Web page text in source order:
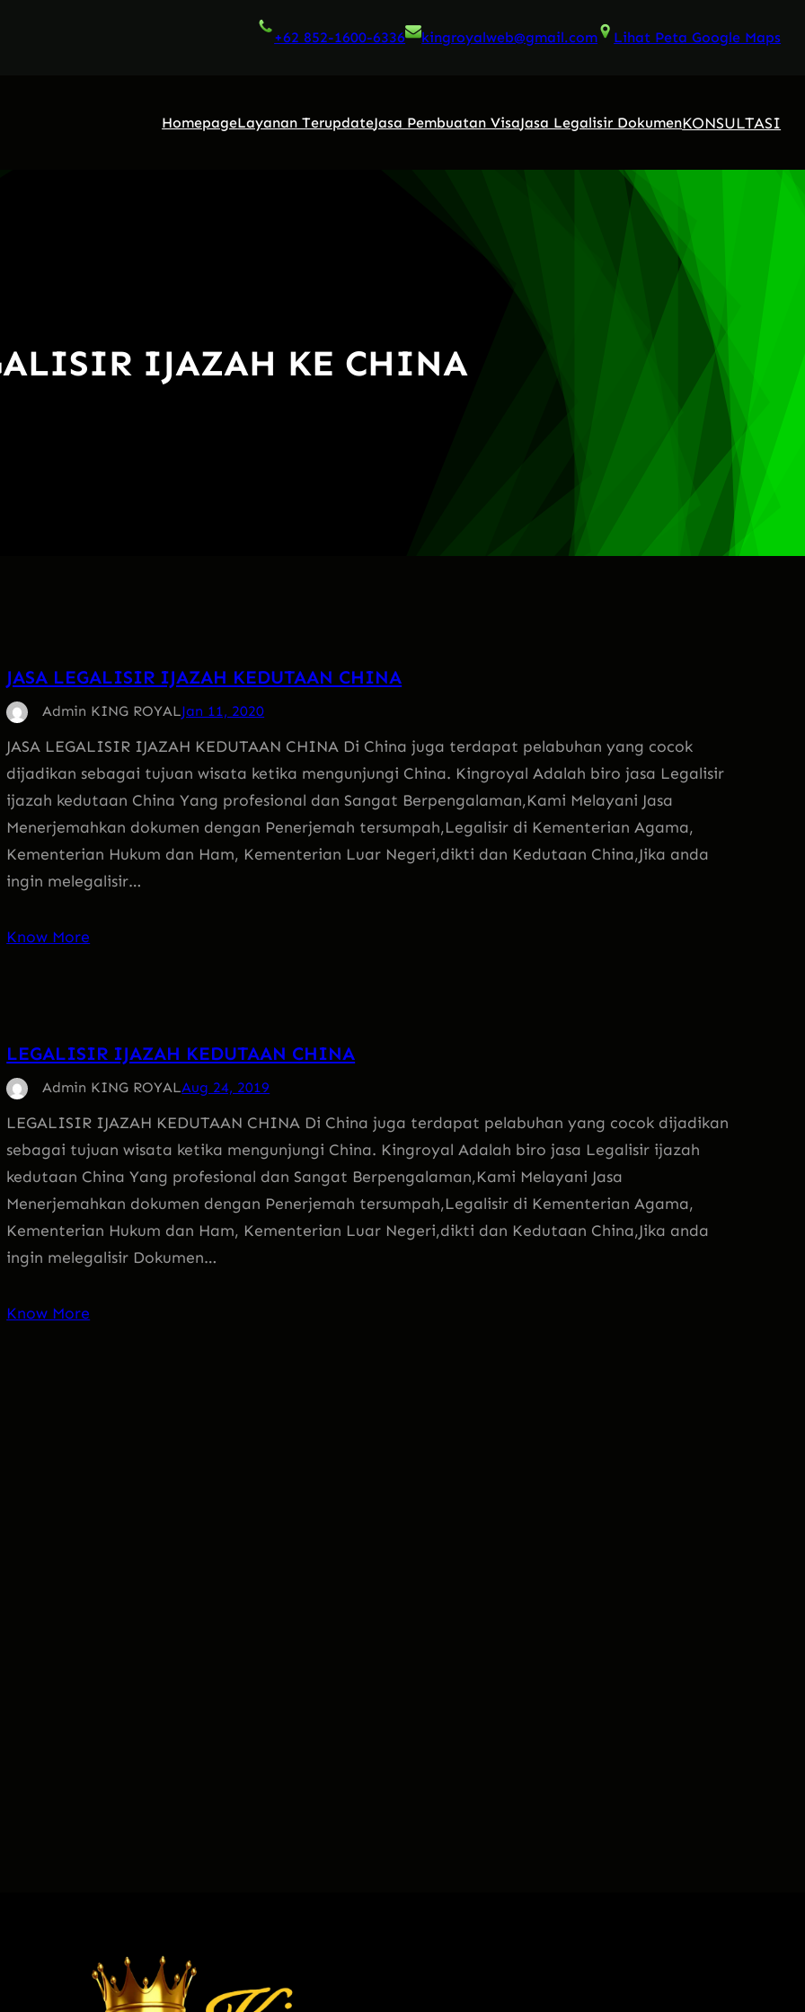
+62 852-1600-6336 kingroyalweb@gmail.com Lihat Peta Google Maps
HomepageLayanan TerupdateJasa Pembuatan VisaJasa Legalisir DokumenKONSULTASI
IJAZAH KE CHINA
JASA LEGALISIR IJAZAH KEDUTAAN CHINA
Admin KING ROYALJan 11, 2020
JASA LEGALISIR IJAZAH KEDUTAAN CHINA Di China juga terdapat pelabuhan yang cocok
dijadikan sebagai tujuan wisata ketika mengunjungi China. Kingroyal Adalah biro jasa Legalisir
ijazah kedutaan China Yang profesional dan Sangat Berpengalaman,Kami Melayani Jasa
Menerjemahkan dokumen dengan Penerjemah tersumpah,Legalisir di Kementerian Agama,
Kementerian Hukum dan Ham, Kementerian Luar Negeri,dikti dan Kedutaan China,Jika anda
ingin melegalisir…
Know More
LEGALISIR IJAZAH KEDUTAAN CHINA
Admin KING ROYALAug 24, 2019
LEGALISIR IJAZAH KEDUTAAN CHINA Di China juga terdapat pelabuhan yang cocok dijadikan
sebagai tujuan wisata ketika mengunjungi China. Kingroyal Adalah biro jasa Legalisir ijazah
kedutaan China Yang profesional dan Sangat Berpengalaman,Kami Melayani Jasa
Menerjemahkan dokumen dengan Penerjemah tersumpah,Legalisir di Kementerian Agama,
Kementerian Hukum dan Ham, Kementerian Luar Negeri,dikti dan Kedutaan China,Jika anda
ingin melegalisir Dokumen…
Know More